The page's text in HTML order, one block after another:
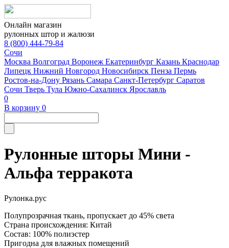
Онлайн магазин
рулонных штор и жалюзи
8 (800) 444-79-84
Сочи
Москва Волгоград Воронеж Екатеринбург Казань Краснодар
Липецк Нижний Новгород Новосибирск Пенза Пермь
Ростов-на-Дону Рязань Самара Санкт-Петербург Саратов
Сочи Тверь Тула Южно-Сахалинск Ярославль
0
В корзину 0
Рулонные шторы Мини -
Альфа терракота
Рулонка.рус
Полупрозрачная ткань, пропускает до 45% света
Страна происхождения: Китай
Состав: 100% полиэстер
Пригодна для влажных помещений